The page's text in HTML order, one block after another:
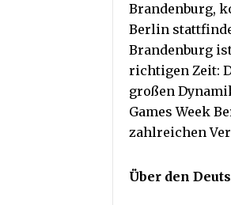
Brandenburg,
Berlin
Brandenburg
richtigen Zeit:
großen
Games Week
zahlreichen
Über den